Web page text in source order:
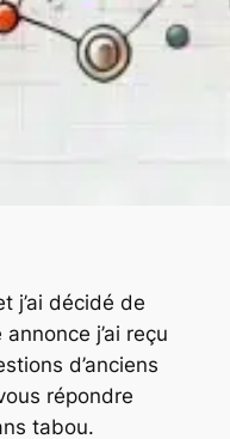
j’ai décidé de
j’ai reçu
d’anciens
répondre
tabou.